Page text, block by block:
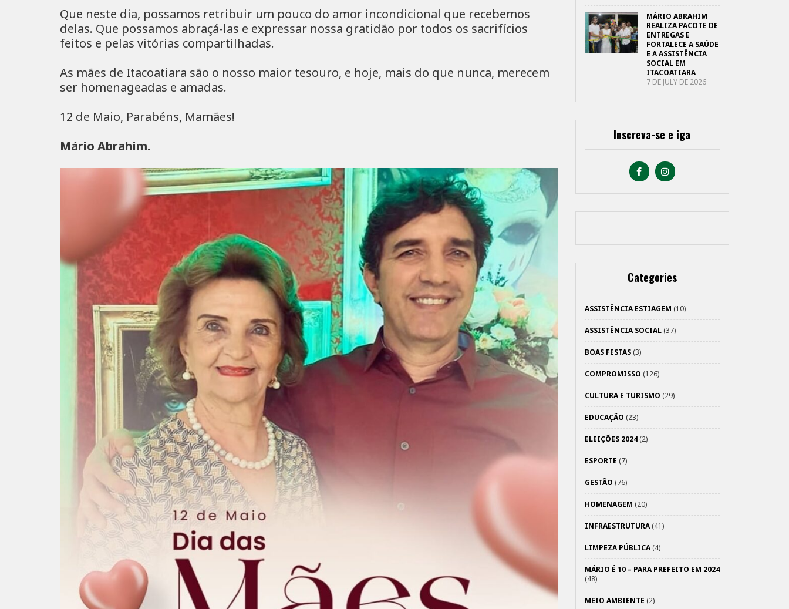
Que neste dia, possamos retribuir um pouco do amor incondicional que recebemos
delas. Que possamos abraçá-las e expressar nossa gratidão por todos os sacrifícios
feitos e pelas vitórias compartilhadas.
As mães de Itacoatiara são o nosso maior tesouro, e hoje, mais do que nunca, merecem
ser homenageadas e amadas.
12 de Maio, Parabéns, Mamães!
Mário Abrahim.
MÁRIO ABRAHIM
REALIZA PACOTE DE
ENTREGAS E
FORTALECE A SAÚDE
E A ASSISTÊNCIA
SOCIAL EM
ITACOATIARA
7 DE JULY DE 2026
Inscreva-se e iga
Categories
ASSISTÊNCIA ESTIAGEM (10)
ASSISTÊNCIA SOCIAL(37)
BOAS FESTAS(3)
COMPROMISSO (126)
CULTURA E TURISMO (29)
EDUCAÇÃO (23)
ELEIÇÕES 2024(2)
ESPORTE (7)
GESTÃO (76)
HOMENAGEM (20)
INFRAESTRUTURA(41)
LIMPEZA PÚBLICA(4)
MÁRIO É 10 – PARA PREFEITO EM 2024
(48)
MEIO AMBIENTE (2)